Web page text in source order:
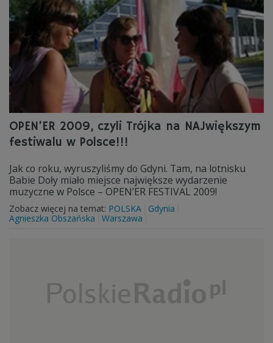
OPEN’ER 2009, czyli Trójka na NAJwiększym
festiwalu w Polsce!!!
Jak co roku, wyruszyliśmy do Gdyni. Tam, na lotnisku
Babie Doły miało miejsce największe wydarzenie
muzyczne w Polsce – OPEN’ER FESTIVAL 2009!
Zobacz więcej na temat: POLSKA
Gdynia
Agnieszka Obszańska
Warszawa